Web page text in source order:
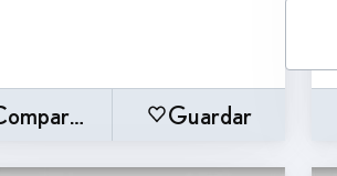
Guardar